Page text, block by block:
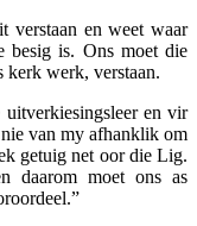
verstaan en weet waar
besig is. Ons moet die
kerk werk, verstaan.
uitverkiesingsleer en vir
van my afhanklik om
getuig net oor die Lig.
daarom moet ons as